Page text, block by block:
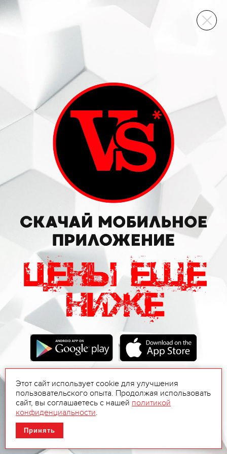
ВИННЫЙ СКЛАД
Этот сайт использует cookie для улучшения
пользовательского опыта. Продолжая использовать
сайт, вы соглашаетесь с нашей политикой
конфиденциальности.
Принять